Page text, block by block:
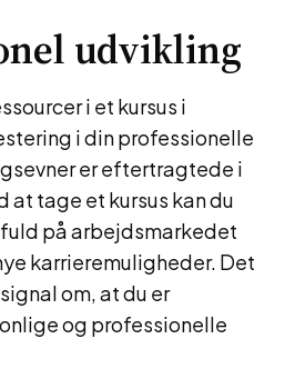
udvikling
i et kursus i
i din professionelle
er eftertragtede i
at tage et kursus kan du
på arbejdsmarkedet
karrieremuligheder. Det
om, at du er
og professionelle